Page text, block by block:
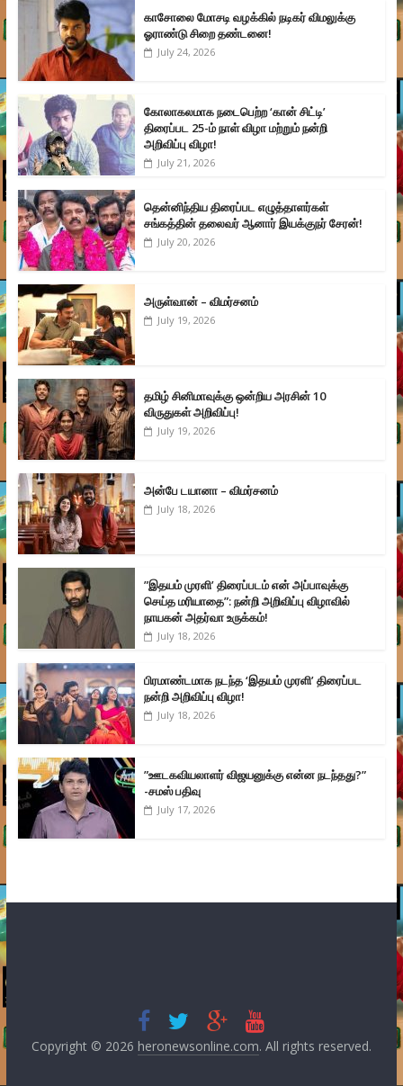
காசோலை மோசடி வழக்கில் நடிகர் விமலுக்கு
ஓராண்டு சிறை தண்டனை!
July 24, 2026
கோலாகலமாக நடைபெற்ற ‘கான் சிட்டி’
திரைப்பட 25-ம் நாள் விழா மற்றும் நன்றி
அறிவிப்பு விழா!
July 21, 2026
தென்னிந்திய திரைப்பட எழுத்தாளர்கள்
சங்கத்தின் தலைவர் ஆனார் இயக்குநர் சேரன்!
July 20, 2026
அருள்வான் – விமர்சனம்
July 19, 2026
தமிழ் சினிமாவுக்கு ஒன்றிய அரசின் 10
விருதுகள் அறிவிப்பு!
July 19, 2026
அன்பே டயானா – விமர்சனம்
July 18, 2026
”இதயம் முரளி’ திரைப்படம் என் அப்பாவுக்கு
செய்த மரியாதை”: நன்றி அறிவிப்பு விழாவில்
நாயகன் அதர்வா உருக்கம்!
July 18, 2026
பிரமாண்டமாக நடந்த ‘இதயம் முரளி’ திரைப்பட
நன்றி அறிவிப்பு விழா!
July 18, 2026
”ஊடகவியலாளர் விஜயனுக்கு என்ன நடந்தது?”
-சமஸ் பதிவு
July 17, 2026
Copyright © 2026 heronewsonline.com. All rights reserved.